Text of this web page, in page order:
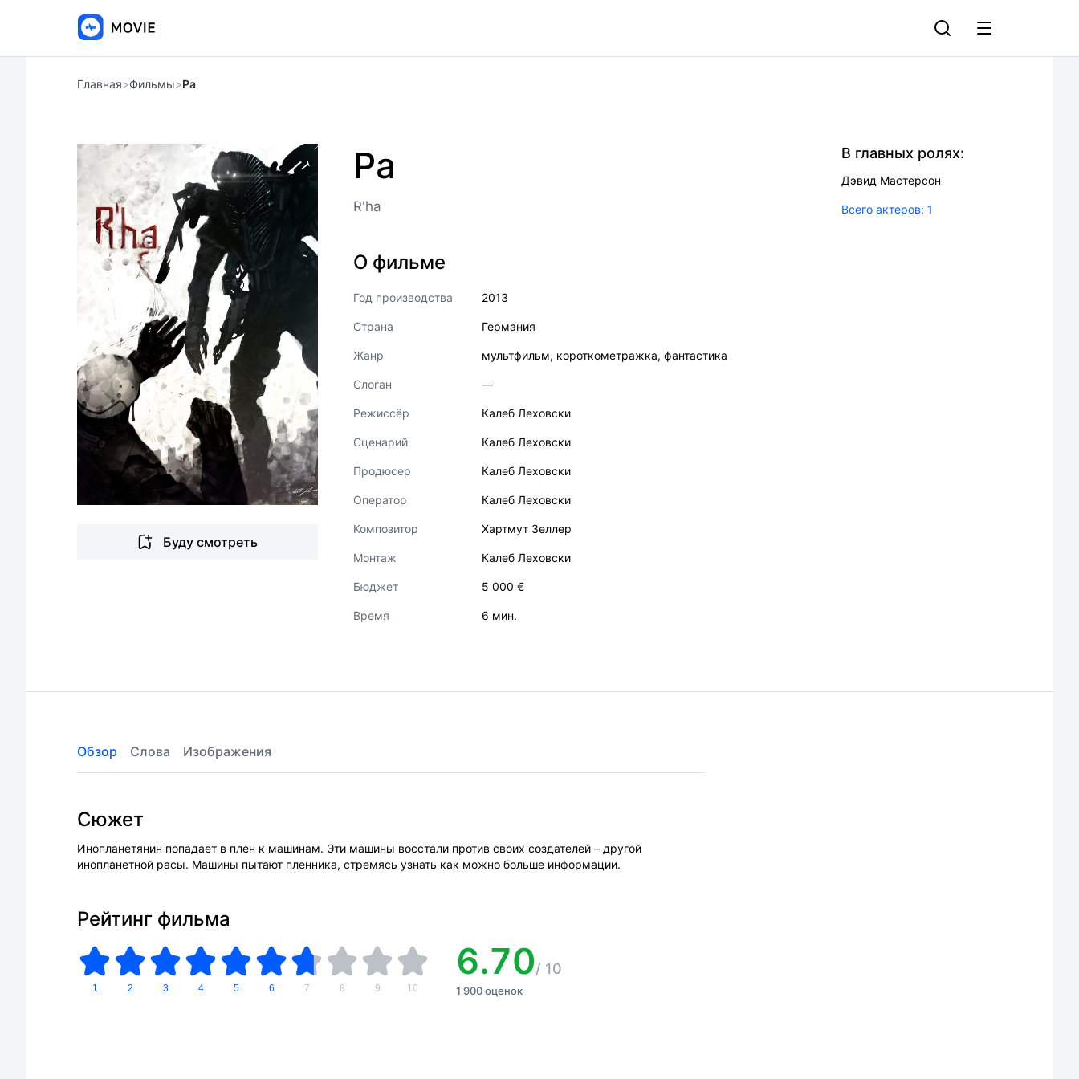
Главная>Фильмы>Ра
Буду смотреть
Ра
R'ha
О фильме
Год производства 2013
Страна Германия
Жанр мультфильм, короткометражка, фантастика
Слоган —
Режиссёр Калеб Леховски
Сценарий Калеб Леховски
Продюсер Калеб Леховски
Оператор Калеб Леховски
Композитор Хартмут Зеллер
Монтаж Калеб Леховски
Бюджет 5 000 €
Время 6 мин.
В главных ролях:
Дэвид Мастерсон
Всего актеров: 1
Обзор Слова Изображения
Сюжет
Инопланетянин попадает в плен к машинам. Эти машины восстали против своих создателей – другой
инопланетной расы. Машины пытают пленника, стремясь узнать как можно больше информации.
Рейтинг фильма
1 2 3 4 5 6 7 8 9 10
6.70/ 10
1 900 оценок